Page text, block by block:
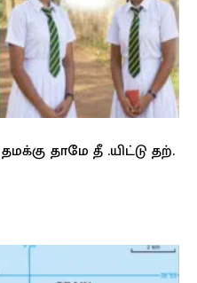
தாமே தீ .யிட்டு தற்.